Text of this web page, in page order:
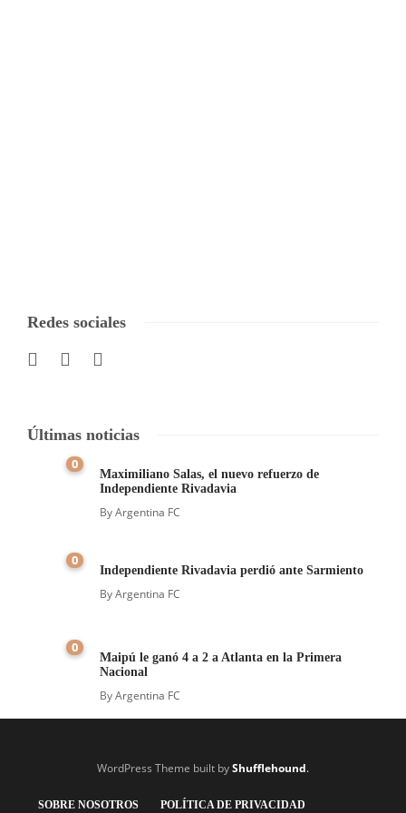
Redes sociales
Últimas noticias
0
Maximiliano Salas, el nuevo refuerzo de
Independiente Rivadavia
ByArgentina FC
0
Independiente Rivadavia perdió ante Sarmiento
ByArgentina FC
0
Maipú le ganó 4 a 2 a Atlanta en la Primera
Nacional
ByArgentina FC
WordPress Theme built byShufflehound.
SOBRE NOSOTROS POLÍTICA DE PRIVACIDAD